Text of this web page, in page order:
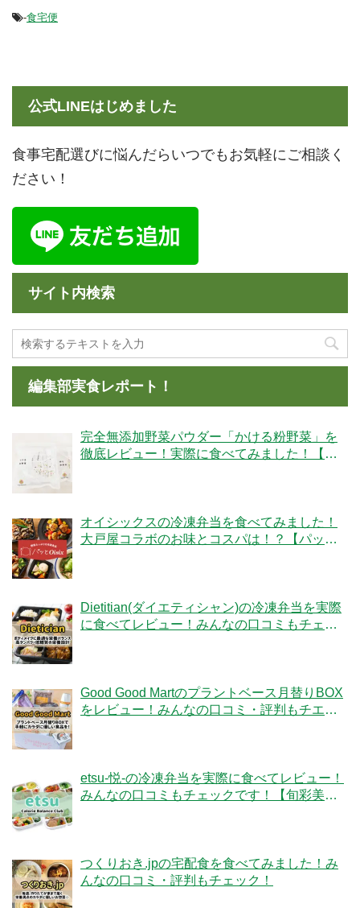
-食宅便
公式LINEはじめました
食事宅配選びに悩んだらいつでもお気軽にご相談く
ださい！
サイト内検索
編集部実食レポート！
完全無添加野菜パウダー「かける粉野菜」を
徹底レビュー！実際に食べてみました！【ベ
オイシックスの冷凍弁当を食べてみました！
大戸屋コラボのお味とコスパは！？【パッと
Dietitian(ダイエティシャン)の冷凍弁当を実際
に食べてレビュー！みんなの口コミもチェッ
Good Good Martのプラントベース月替りBOX
をレビュー！みんなの口コミ・評判もチエッ
etsu-悦-の冷凍弁当を実際に食べてレビュー！
みんなの口コミもチェックです！【旬彩美
つくりおき.jpの宅配食を食べてみました！み
んなの口コミ・評判もチェック！